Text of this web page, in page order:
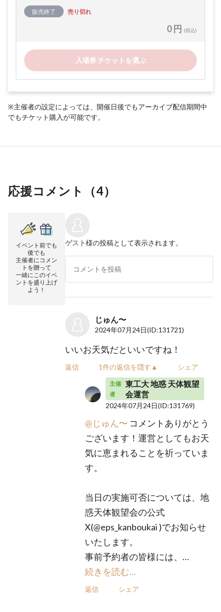
販売終了 売り切れ
0 円 (税込)
入場券 チケットを選ぶ
※主催者の設定によっては、開催日後でもアーカイブ配信期間中
でもチケット購入が可能です。
応援コメント（4）
イベント前でも
後でも
主催者にコメン
トを贈って
一緒にこのイベ
ントを盛り上げ
よう！
ゲスト様の投稿として表示されます。
じゅん〜
2024年07月24日(ID:131721)
いいお天気だといいですね！
返信 1件の返信を隠す▲ シェア
主催
者
東工大 地惑 天体観望
会運営
2024年07月24日(ID:131769)
@じゅん〜 コメントありがとう
ございます！運営としてもお天
気に恵まれることを祈っていま
す。
当日の実施可否については、地
惑天体観望会の公式
X(@eps_kanboukai )でお知らせ
いたします。
事前予約者の皆様には、…
続きを読む…
返信 シェア